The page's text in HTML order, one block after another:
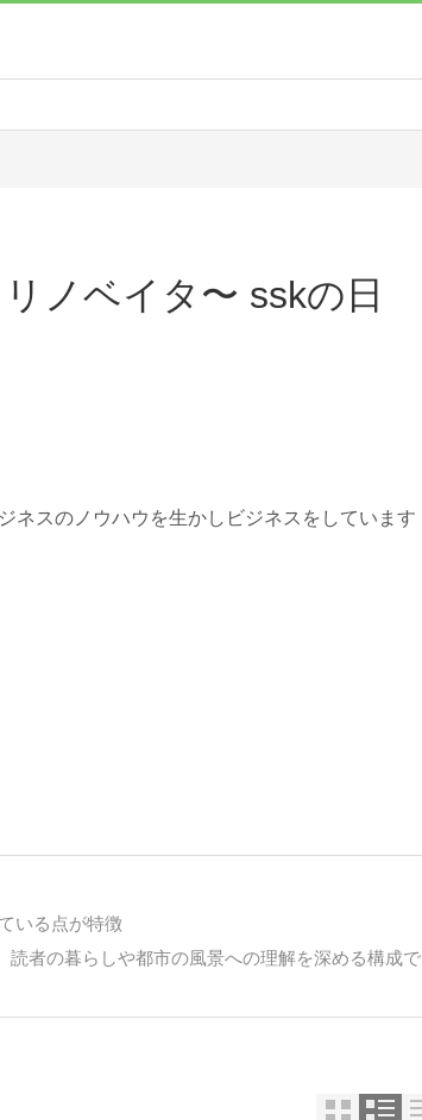
ノベイタ〜 sskの日
ネスのノウハウを生かしビジネスをしています
いる点が特徴
者の暮らしや都市の風景への理解を深める構成で